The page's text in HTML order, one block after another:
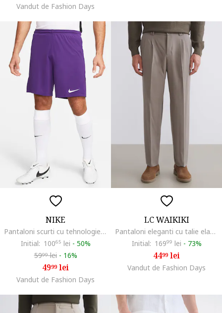
Vandut de Fashion Days
NIKE
Pantaloni scurti cu tehnologie Dri-FIT pentru fotbal Park III, Ametist
Initial: 10065 lei - 50%
5999lei - 16%
4999lei
Vandut de Fashion Days
LC WAIKIKI
Pantaloni eleganti cu talie elastica, Maro deschis
Initial: 16999 lei - 73%
4499lei
Vandut de Fashion Days